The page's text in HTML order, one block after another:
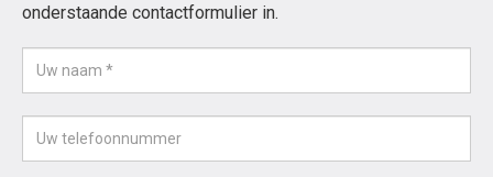
onderstaande contactformulier in.